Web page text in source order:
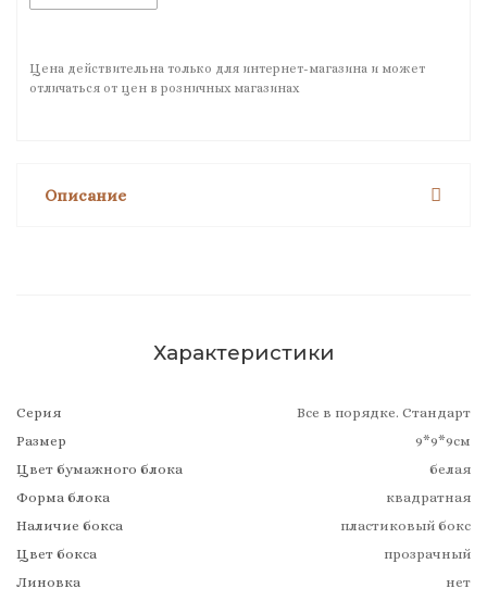
Цена действительна только для интернет-магазина и может
отличаться от цен в розничных магазинах
Описание
Характеристики
Серия
Все в порядке. Стандарт
Размер
9*9*9см
Цвет бумажного блока
белая
Форма блока
квадратная
Наличие бокса
пластиковый бокс
Цвет бокса
прозрачный
Линовка
нет